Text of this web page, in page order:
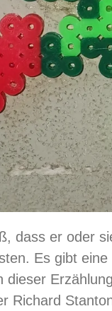
dass er oder
Es gibt
dieser
Richard